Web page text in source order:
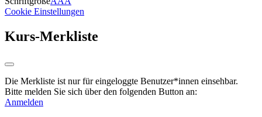
Cookie Einstellungen
Kurs-Merkliste
Die Merkliste ist nur für eingeloggte Benutzer*innen einsehbar.
Bitte melden Sie sich über den folgenden Button an:
Anmelden